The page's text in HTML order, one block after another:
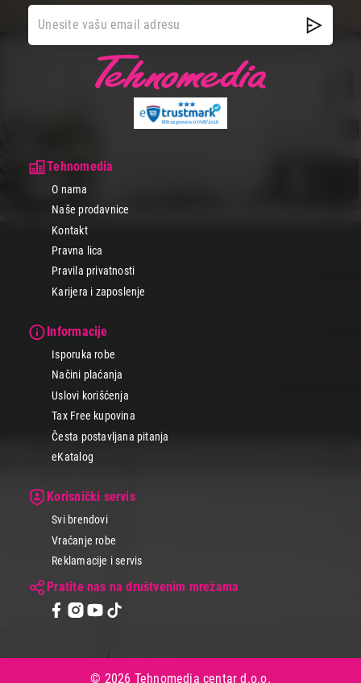
Tehnomedia
O nama
Naše prodavnice
Kontakt
Pravna lica
Pravila privatnosti
Karijera i zaposlenje
Informacije
Isporuka robe
Načini plaćanja
Uslovi korišćenja
Tax Free kupovina
Česta postavljana pitanja
eKatalog
Korisnički servis
Svi brendovi
Vraćanje robe
Reklamacije i servis
Pratite nas na društvenim mrežama
© 2026 Tehnomedia centar d.o.o.